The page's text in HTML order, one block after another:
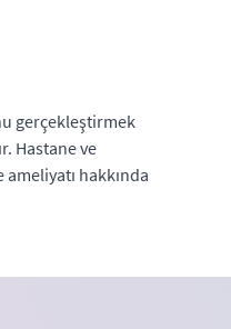
gerçekleştirmek
Hastane ve
hakkında